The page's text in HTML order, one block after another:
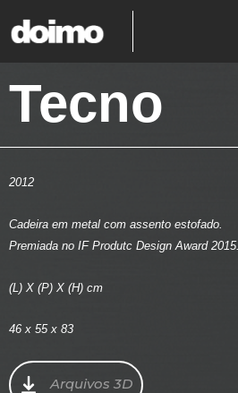
Tecno
2012
Cadeira em metal com assento estofado.
Premiada no IF Produtc Design Award 2015.
(L) X (P) X (H) cm
46 x 55 x 83
Arquivos 3D